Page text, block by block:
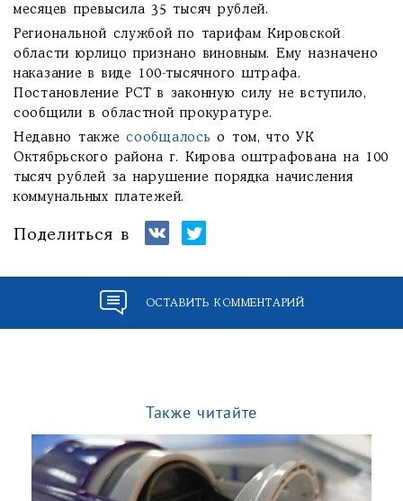
месяцев превысила 35 тысяч рублей.
Региональной службой по тарифам Кировской
области юрлицо признано виновным. Ему назначено
наказание в виде 100-тысячного штрафа.
Постановление РСТ в законную силу не вступило,
сообщили в областной прокуратуре.
Недавно такжесообщалось о том, что УК
Октябрьского района г. Кирова оштрафована на 100
тысяч рублей за нарушение порядка начисления
коммунальных платежей.
Поделиться в
ОСТАВИТЬ КОММЕНТАРИЙ
Также читайте